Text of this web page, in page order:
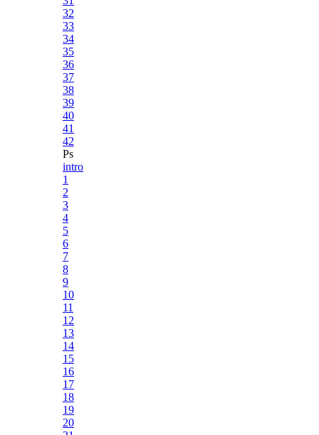
32
33
34
35
36
37
38
39
40
41
42
Ps
intro
1
2
3
4
5
6
7
8
9
10
11
12
13
14
15
16
17
18
19
20